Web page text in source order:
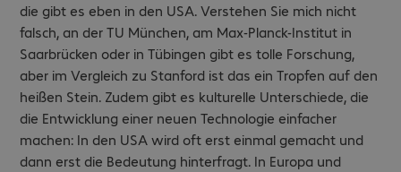
die gibt es eben in den USA. Verstehen Sie mich nicht
falsch, an der TU München, am Max-Planck-Institut in
Saarbrücken oder in Tübingen gibt es tolle Forschung,
aber im Vergleich zu Stanford ist das ein Tropfen auf den
heißen Stein. Zudem gibt es kulturelle Unterschiede, die
die Entwicklung einer neuen Technologie einfacher
machen: In den USA wird oft erst einmal gemacht und
dann erst die Bedeutung hinterfragt. In Europa und